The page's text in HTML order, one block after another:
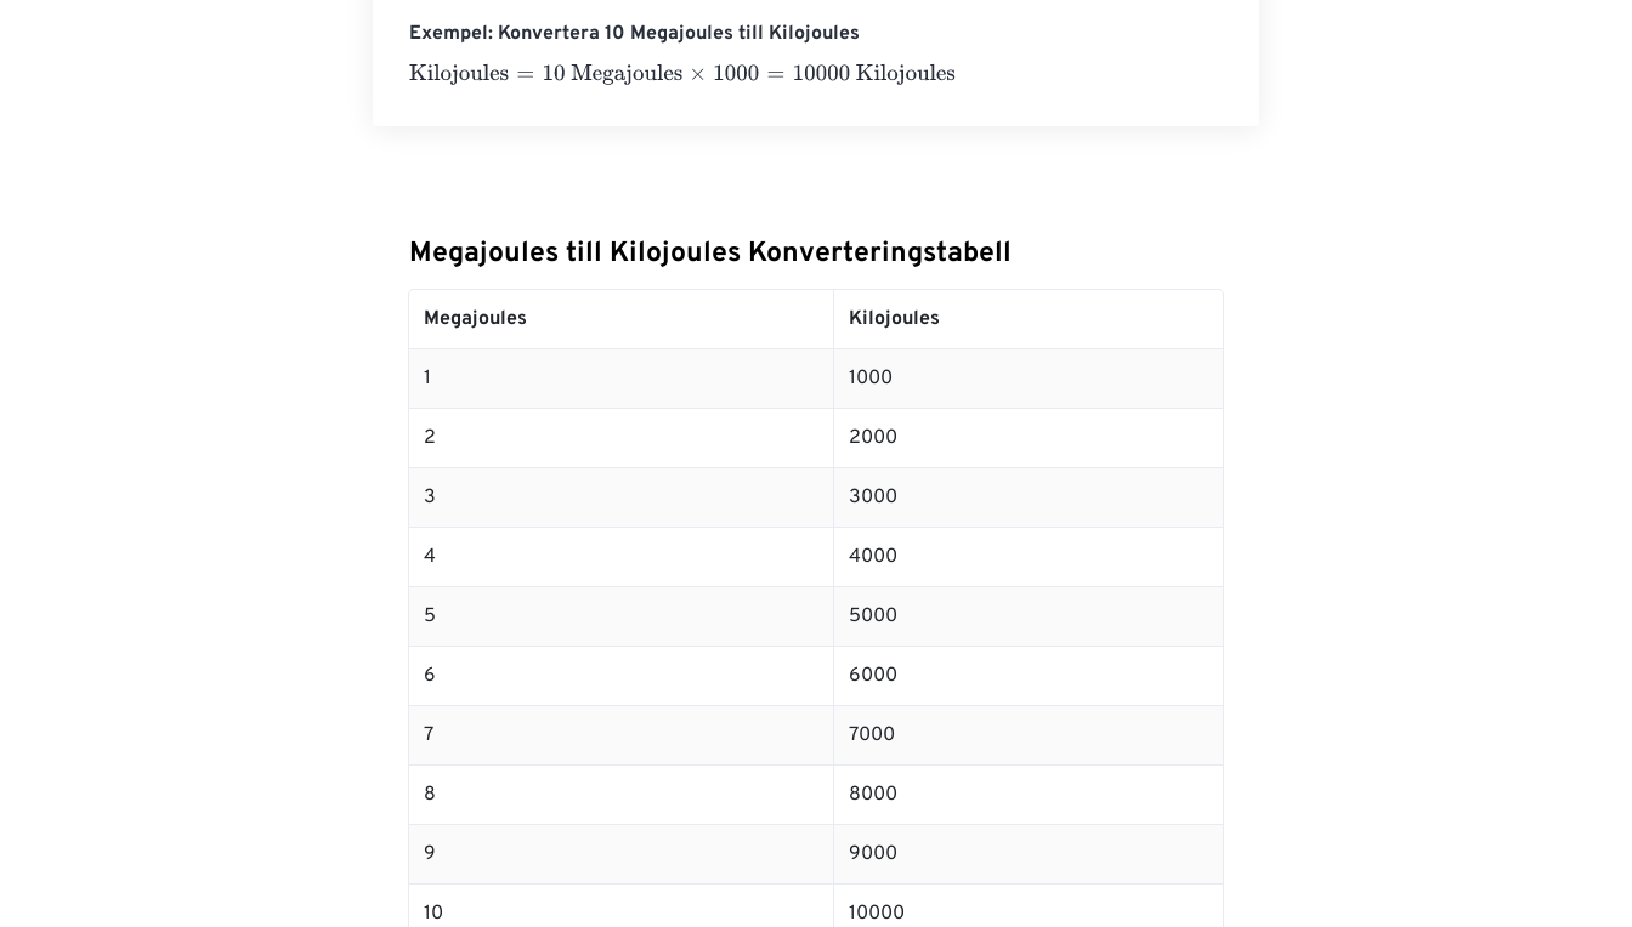
Exempel: Konvertera 10 Megajoules till Kilojoules
Kilojoules=10 Megajoules×1000 =10000 Kilojoules
Megajoules till Kilojoules Konverteringstabell
Megajoules Kilojoules
1 1000
2 2000
3 3000
4 4000
5 5000
6 6000
7 7000
8 8000
9 9000
10 10000